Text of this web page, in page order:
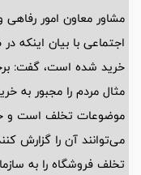
مشاور معاون امور رفاهی
خرید شده است، گفت:
مثال مردم را مجبور به
می‌توانند آن را گزارش
تخلف فروشگاه را به